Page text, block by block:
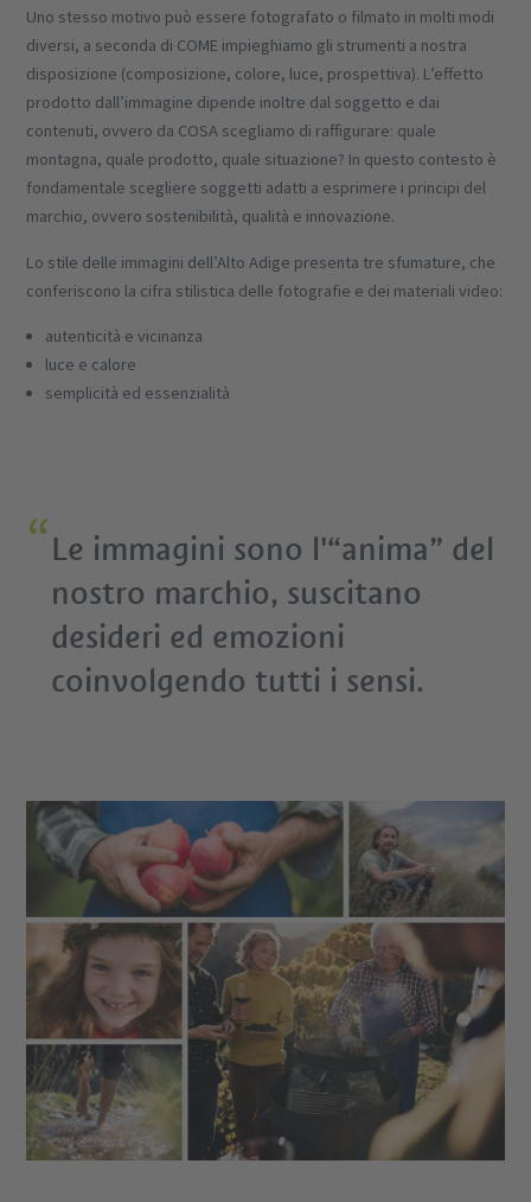
Uno stesso motivo può essere fotografato o filmato in molti modi
diversi, a seconda di COME impieghiamo gli strumenti a nostra
disposizione (composizione, colore, luce, prospettiva). L’effetto
prodotto dall’immagine dipende inoltre dal soggetto e dai
contenuti, ovvero da COSA scegliamo di raffigurare: quale
montagna, quale prodotto, quale situazione? In questo contesto è
fondamentale scegliere soggetti adatti a esprimere i principi del
marchio, ovvero sostenibilità, qualità e innovazione.
Lo stile delle immagini dell’Alto Adige presenta tre sfumature, che
conferiscono la cifra stilistica delle fotografie e dei materiali video:
autenticità e vicinanza
luce e calore
semplicità ed essenzialità
Le immagini sono l'“anima” del
nostro marchio, suscitano
desideri ed emozioni
coinvolgendo tutti i sensi.